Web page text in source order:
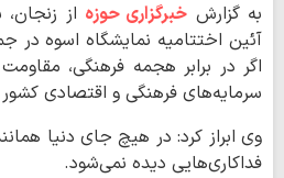
به گزارش خبرگزاری حوزه از
آئین اختتامیه نمایشگاه اسوه
اگر در برابر هجمه فرهنگی،
سرمایه‌های فرهنگی و اقتصادی کشور
وی ابراز کرد: در هیچ جای دنیا
فداکاری‌هایی دیده نمی‌شود.